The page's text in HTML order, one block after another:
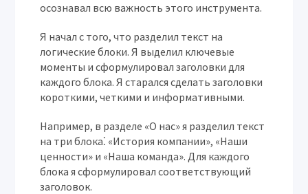
осознавал всю важность этого инструмента.
Я начал с того, что разделил текст на
логические блоки. Я выделил ключевые
моменты и сформулировал заголовки для
каждого блока. Я старался сделать заголовки
короткими, четкими и информативными.
Например, в разделе «О нас» я разделил текст
на три блока⁚ «История компании», «Наши
ценности» и «Наша команда». Для каждого
блока я сформулировал соответствующий
заголовок.